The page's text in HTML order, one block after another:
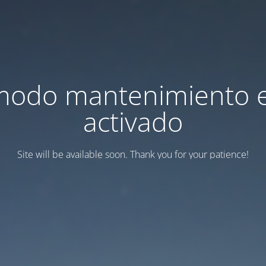
mantenimiento
activado
Site will be available soon. Thank you for your patience!